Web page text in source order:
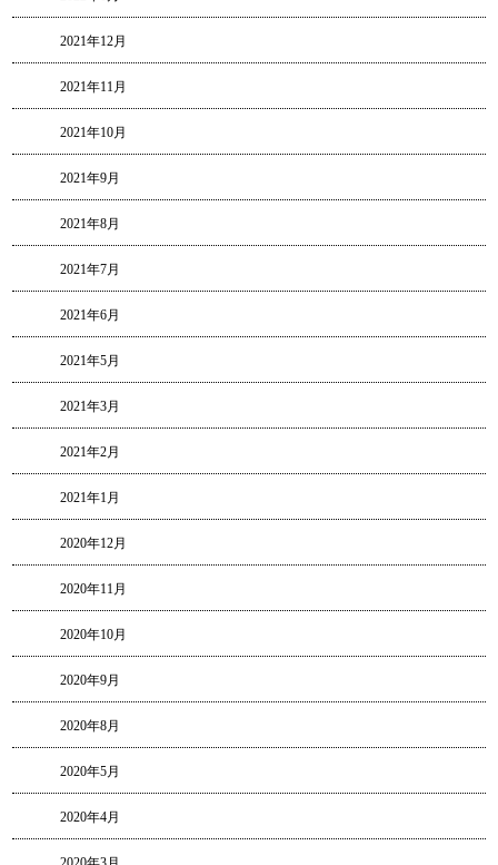
2021年12月
2021年11月
2021年10月
2021年9月
2021年8月
2021年7月
2021年6月
2021年5月
2021年3月
2021年2月
2021年1月
2020年12月
2020年11月
2020年10月
2020年9月
2020年8月
2020年5月
2020年4月